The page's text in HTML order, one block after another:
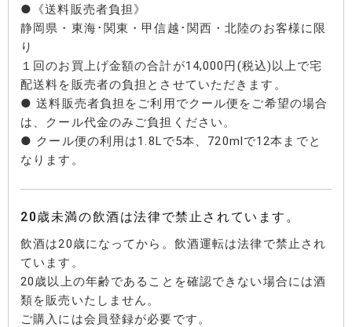
●《送料販売者負担》
静岡県・東海･関東・甲信越･関西・北陸のお客様に限
り
１回のお買上げ金額の合計が14,000円(税込)以上で宅
配送料を販売者の負担とさせていただきます。
● 送料販売者負担をご利用でクール便をご希望の場合
は、クール代金のみご負担ください。
● クール便の利用は1.8Lで5本、720mlで12本までと
なります。
20歳未満の飲酒は法律で禁止されています。
飲酒は20歳になってから。飲酒運転は法律で禁止され
ています。
20歳以上の年齢であることを確認できない場合には酒
類を販売いたしません。
ご購入には会員登録が必要です。